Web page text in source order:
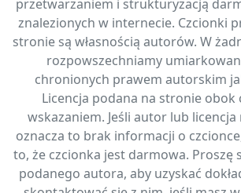
przetwarzaniem i strukturyzacją
znalezionych w internecie. Czcionki
stronie są własnością autorów. W
rozpowszechniamy
chronionych prawem autorskim
Licencja podana na stronie obok
wskazaniem. Jeśli autor lub licencja
oznacza to brak informacji o
to, że czcionka jest darmowa. Proszę
podanego autora, aby uzyskać